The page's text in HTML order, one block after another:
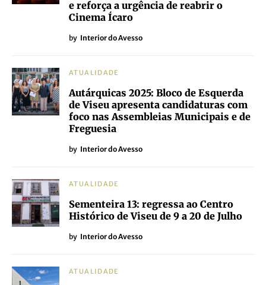
e reforça a urgência de reabrir o
Cinema Ícaro
by Interior do Avesso
ATUALIDADE
Autárquicas 2025: Bloco de Esquerda
de Viseu apresenta candidaturas com
foco nas Assembleias Municipais e de
Freguesia
by Interior do Avesso
ATUALIDADE
Sementeira 13: regressa ao Centro
Histórico de Viseu de 9 a 20 de Julho
by Interior do Avesso
ATUALIDADE